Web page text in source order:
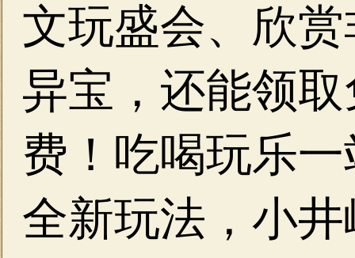
文玩盛会、欣
异宝，还能领
费！吃喝玩乐
全新玩法，小